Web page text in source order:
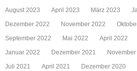
August 2023
April 2023 März 2023
Dezember 2022
November 2022
September 2022
Mai 2022 April 2022
Januar 2022
Dezember 2021
Juli 2021
April 2021 Dezember 2020